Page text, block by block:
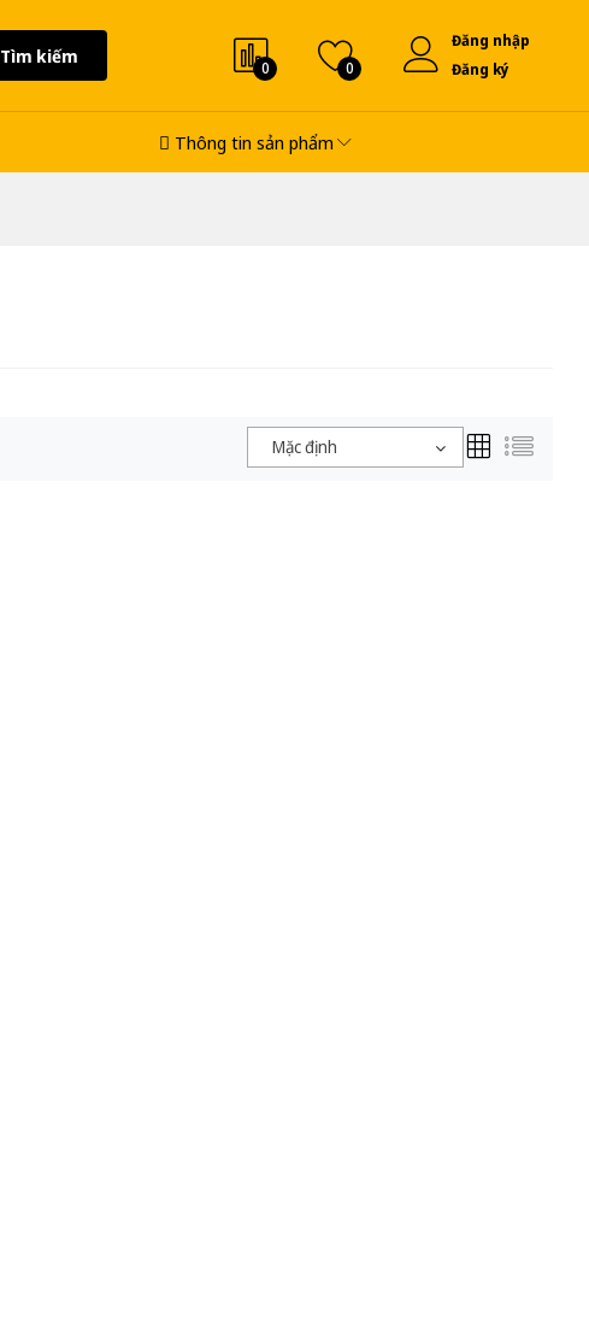
Tìm kiếm
0 0
Đăng nhập
Đăng ký
Thông tin sản phẩm
Mặc định